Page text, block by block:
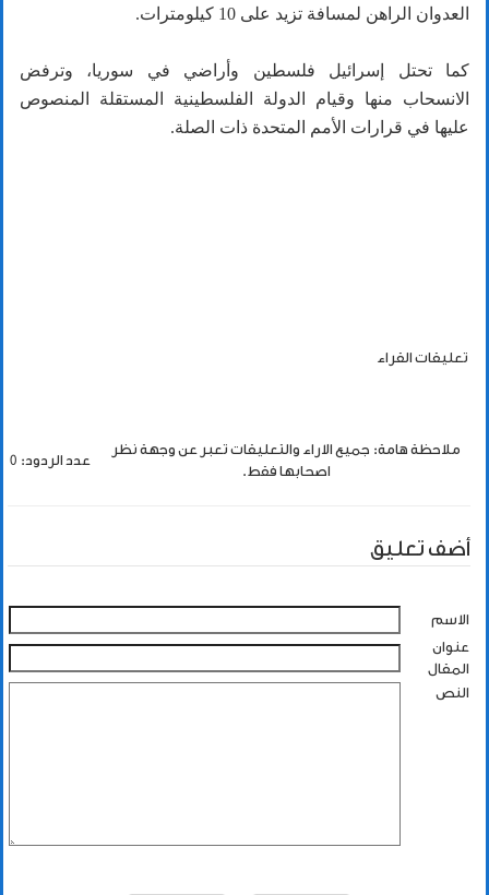
العدوان الراهن لمسافة تزيد على 10 كيلومترات.
كما تحتل إسرائيل فلسطين وأراضي في سوريا، وترفض
الانسحاب منها وقيام الدولة الفلسطينية المستقلة المنصوص
عليها في قرارات الأمم المتحدة ذات الصلة.
تعليقات القراء
ملاحظة هامة: جميع الاراء والتعليقات تعبر عن وجهة نظر
اصحابها فقط.
عدد الردود: 0
أضف تعليق
الاسم
عنوان
المقال
النص